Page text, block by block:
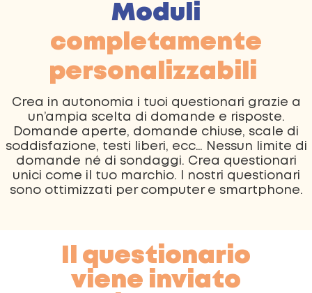
Moduli
completamente
personalizzabili
Crea in autonomia i tuoi questionari grazie a
un’ampia scelta di domande e risposte.
Domande aperte, domande chiuse, scale di
soddisfazione, testi liberi, ecc… Nessun limite di
domande né di sondaggi. Crea questionari
unici come il tuo marchio. I nostri questionari
sono ottimizzati per computer e smartphone.
Il questionario
viene inviato